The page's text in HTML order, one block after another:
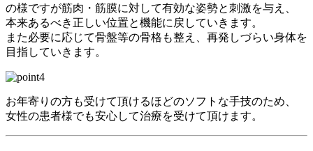
の様ですが筋肉・筋膜に対して有効な姿勢と刺激を与え、
本来あるべき正しい位置と機能に戻していきます。
また必要に応じて骨盤等の骨格も整え、再発しづらい身体を
目指していきます。
お年寄りの方も受けて頂けるほどのソフトな手技のため、
女性の患者様でも安心して治療を受けて頂けます。